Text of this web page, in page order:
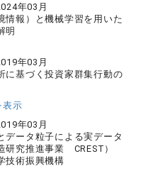
年03月
情報）と機械学習を用いた
明
年03月
に基づく投資家群集行動の
表示
年03月
データ粒子による実データ
研究推進事業 CREST）
技術振興機構